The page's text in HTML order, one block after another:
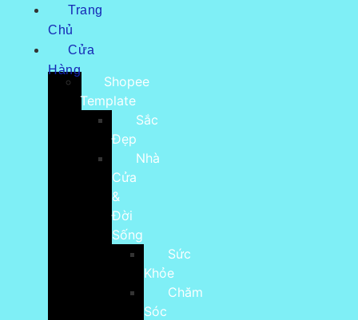
Trang
Chủ
Cửa
Hàng
Shopee
Template
Sắc
Đẹp
Nhà
Cửa
&
Đời
Sống
Sức
Khỏe
Chăm
Sóc